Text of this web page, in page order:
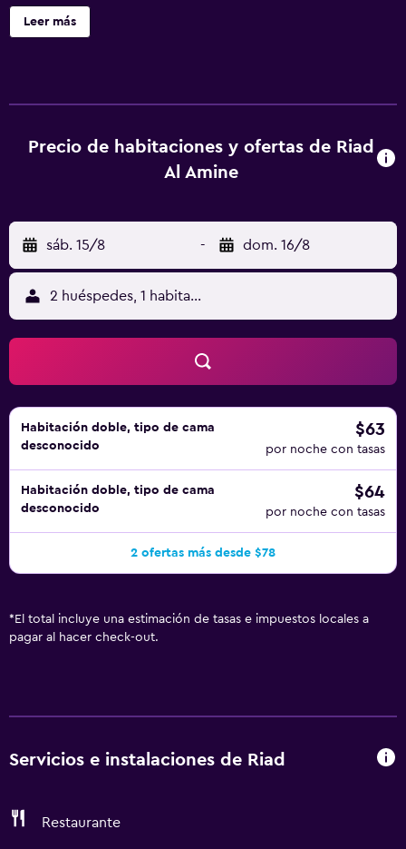
de la plaza de Jemaa El Fna. Las habitaciones disponen de
baño privado con ducha. Las habitaciones más amplias
bajo petición. El establecimiento organiza actividades
como visitas al valle de Ourika, excursiones por la zona y
Leer más
Precio de habitaciones y ofertas de Riad
Al Amine
sáb. 15/8 - dom. 16/8
2 huéspedes, 1 habitación
Habitación doble, tipo de cama
desconocido
$63
por noche con tasas
Habitación doble, tipo de cama
desconocido
$64
por noche con tasas
2 ofertas más desde $78
* El total incluye una estimación de tasas e impuestos locales a
pagar al hacer check-out.
Servicios e instalaciones de Riad
Restaurante